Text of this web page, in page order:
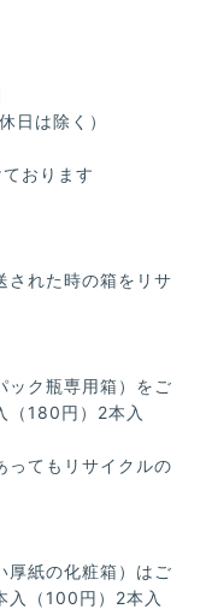
日は除く）
おります
された時の箱をリサ
ック瓶専用箱）をご
（180円）2本入
ってもリサイクルの
厚紙の化粧箱）はご
入（100円）2本入